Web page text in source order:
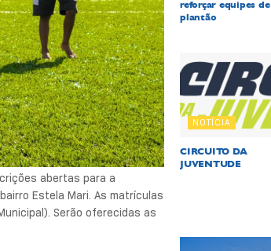
abertas para a
Estela Mari. As matrículas
Serão oferecidas as
reforçar equipes de
plantão
NOTÍCIA
CIRCUITO DA
JUVENTUDE